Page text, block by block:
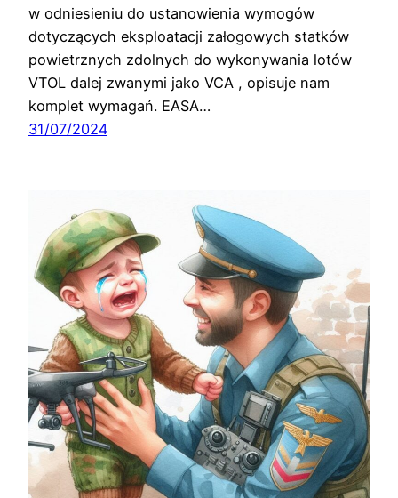
w odniesieniu do ustanowienia wymogów
dotyczących eksploatacji załogowych statków
powietrznych zdolnych do wykonywania lotów
VTOL dalej zwanymi jako VCA , opisuje nam
komplet wymagań. EASA…
31/07/2024